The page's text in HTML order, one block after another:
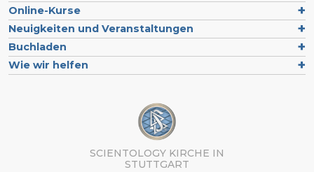
Online-Kurse
Neuigkeiten und Veranstaltungen
Buchladen
Wie wir helfen
SCIENTOLOGY KIRCHE IN
STUTTGART